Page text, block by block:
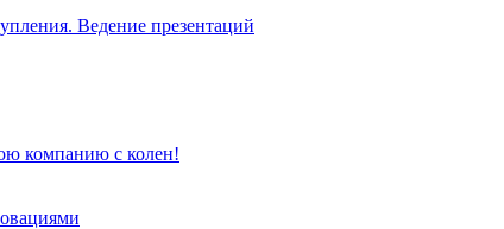
Ведение презентаций
компанию с колен!